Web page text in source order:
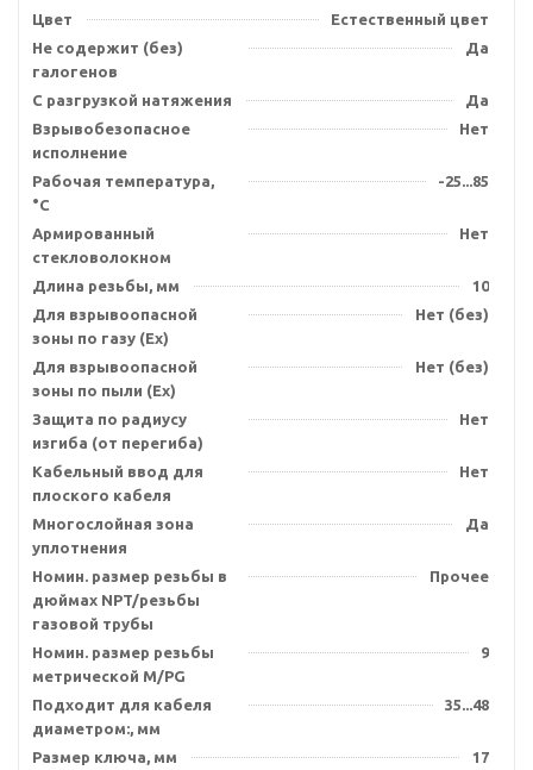
Цвет
Естественный цвет
Не содержит (без)
галогенов
Да
С разгрузкой натяжения
Да
Взрывобезопасное
исполнение
Нет
Рабочая температура,
°C
-25...85
Армированный
стекловолокном
Нет
Длина резьбы, мм
10
Для взрывоопасной
зоны по газу (Ex)
Нет (без)
Для взрывоопасной
зоны по пыли (Ex)
Нет (без)
Защита по радиусу
изгиба (от перегиба)
Нет
Кабельный ввод для
плоского кабеля
Нет
Многослойная зона
уплотнения
Да
Номин. размер резьбы в
дюймах NPT/резьбы
газовой трубы
Прочее
Номин. размер резьбы
метрической M/PG
9
Подходит для кабеля
диаметром:, мм
35...48
Размер ключа, мм
17